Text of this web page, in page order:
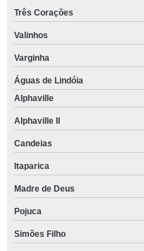
Três Corações
Valinhos
Varginha
Águas de Lindóia
Alphaville
Alphaville II
Candeias
Itaparica
Madre de Deus
Pojuca
Simões Filho